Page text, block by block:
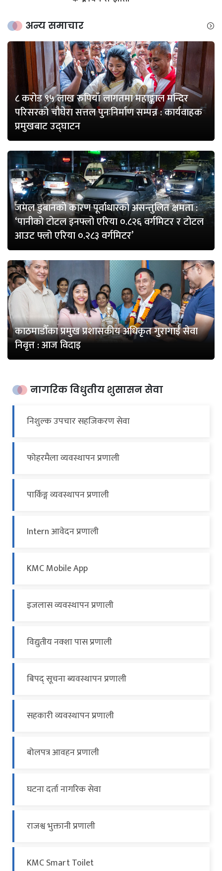
अन्य समाचार
८ करोड ९५ लाख रुपियाँ लागतमा महाङ्काल मन्दिर
परिसरको चौघेरा सत्तल पुनःनिर्माण सम्पन्न : कार्यवाहक
प्रमुखबाट उद्घाटन
जमल डुबानको कारण पूर्वाधारको असन्तुलित क्षमता :
‘पानीको टोटल इनफ्लो एरिया ०.८२६ वर्गमिटर र टोटल
आउट फ्लो एरिया ०.२८३ वर्गमिटर’
काठमाडौँका प्रमुख प्रशासकीय अधिकृत गुरागाईँ सेवा
निवृत्त : आज विदाइ
नागरिक विधुतीय शुसासन सेवा
निशुल्क उपचार सहजिकरण सेवा
फोहरमैला व्यवस्थापन प्रणाली
पार्किङ्ग व्यवस्थापन प्रणाली
Intern आवेदन प्रणाली
KMC Mobile App
इजलास व्यवस्थापन प्रणाली
विद्युतीय नक्शा पास प्रणाली
बिपद् सूचना ब्यवस्थापन प्रणाली
सहकारी व्यवस्थापन प्रणाली
बोलपत्र आवहन प्रणाली
घटना दर्ता नागरिक सेवा
राजश्व भुक्तानी प्रणाली
KMC Smart Toilet